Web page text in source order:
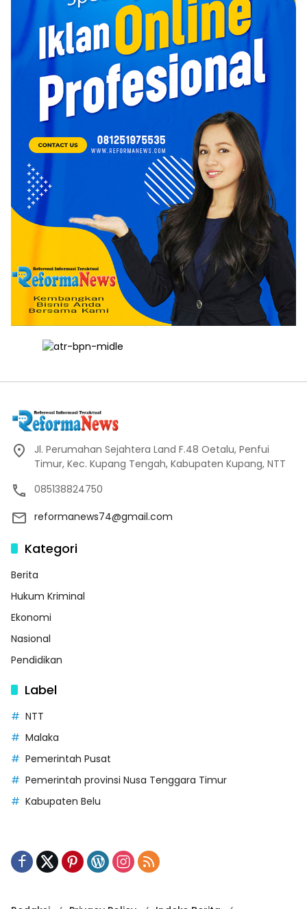
Jl. Perumahan Sejahtera Land F.48 Oetalu, Penfui
Timur, Kec. Kupang Tengah, Kabupaten Kupang, NTT
085138824750
reformanews74@gmail.com
Kategori
Berita
Hukum Kriminal
Ekonomi
Nasional
Pendidikan
Label
NTT
Malaka
Pemerintah Pusat
Pemerintah provinsi Nusa Tenggara Timur
Kabupaten Belu